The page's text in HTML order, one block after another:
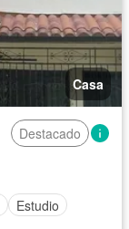
Casa
Destacado
Estudio